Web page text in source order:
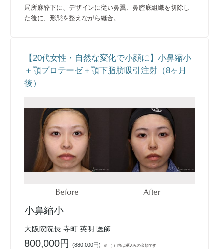
局所麻酔下に、デザインに従い鼻翼、鼻腔底組織を切除し
た後に、形態を整えながら縫合。
【20代女性・自然な変化で小顔に】小鼻縮小
＋顎プロテーゼ＋顎下脂肪吸引注射（8ヶ月
後）
Before After
小鼻縮小
大阪院院長 寺町 英明 医師
800,000円(880,000円) ※ （ ）内は税込みの金額です